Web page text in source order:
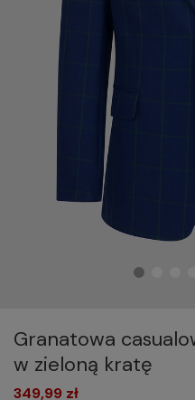
Granatowa
w zieloną kratę
349,99 zł